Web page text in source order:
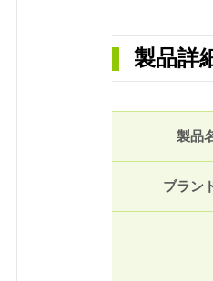
製品詳
製品
ブラン